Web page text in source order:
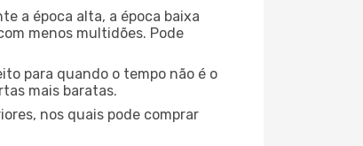
a época alta, a época baixa
menos multidões. Pode
para quando o tempo não é o
mais baratas.
nos quais pode comprar